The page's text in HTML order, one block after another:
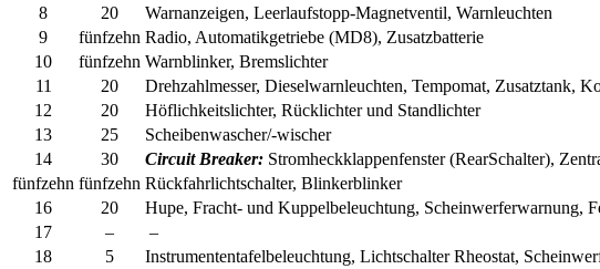
8
20
Warnanzeigen, Leerlaufstopp-Magnetventil, Warnleuchten
9
fünfzehn Radio, Automatikgetriebe (MD8), Zusatzbatterie
10
fünfzehn Warnblinker, Bremslichter
11
20
Drehzahlmesser, Dieselwarnleuchten, Tempomat, Zusatztank,
12
20
Höflichkeitslichter, Rücklichter und Standlichter
13
25
Scheibenwascher/-wischer
14
30 Circuit Breaker: Stromheckklappenfenster (RearSchalter),
fünfzehn fünfzehn Rückfahrlichtschalter, Blinkerblinker
16
20
Hupe, Fracht- und Kuppelbeleuchtung, Scheinwerferwarnung,
17
–
–
18
5
Instrumententafelbeleuchtung, Lichtschalter Rheostat,